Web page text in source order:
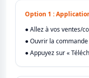
Option 1 :
● Allez à vos ventes/
● Ouvrir la commande
● Appuyez sur «